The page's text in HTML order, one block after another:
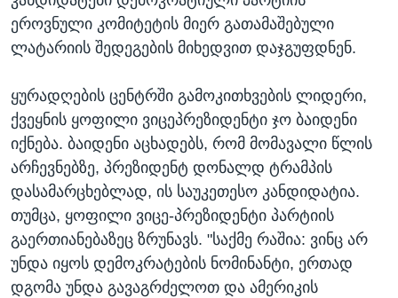
ეროვნული კომიტეტის მიერ გათამაშებული
ლატარიის შედეგების მიხედვით დაჯგუფდნენ.
ყურადღების ცენტრში გამოკითხვების ლიდერი,
ქვეყნის ყოფილი ვიცეპრეზიდენტი ჯო ბაიდენი
იქნება. ბაიდენი აცხადებს, რომ მომავალი წლის
არჩევნებზე, პრეზიდენტ დონალდ ტრამპის
დასამარცხებლად, ის საუკეთესო კანდიდატია.
თუმცა, ყოფილი ვიცე-პრეზიდენტი პარტიის
გაერთიანებაზეც ზრუნავს. "საქმე რაშია: ვინც არ
უნდა იყოს დემოკრატების ნომინანტი, ერთად
დგომა უნდა გავაგრძელოთ და ამერიკის